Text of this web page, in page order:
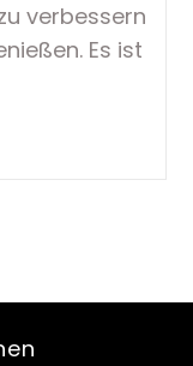
verbessern
Es ist